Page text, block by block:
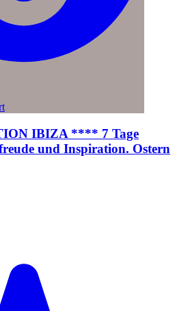
IBIZA **** 7 Tage
und Inspiration. Ostern